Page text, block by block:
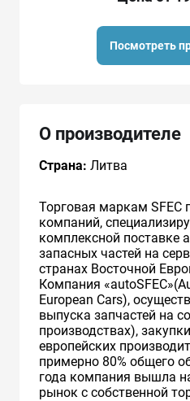
Посмотреть
О производителе
Страна: Литва
Торговая маркам SFEC
компаний,
комплексной поставке
запасных частей на
странах Восточной
Компания
European Cars),
выпуска запчастей на
производствах),
европейских
примерно 80% общего
года компания вышла
рынок с собственной